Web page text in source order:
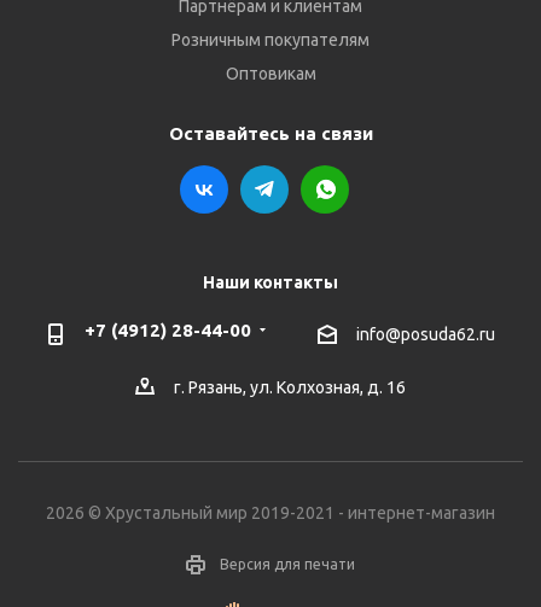
Партнёрам и клиентам
Розничным покупателям
Оптовикам
Оставайтесь на связи
Наши контакты
+7 (4912) 28-44-00 info@posuda62.ru
г. Рязань, ул. Колхозная, д. 16
2026 © Хрустальный мир 2019-2021 - интернет-магазин
Версия для печати